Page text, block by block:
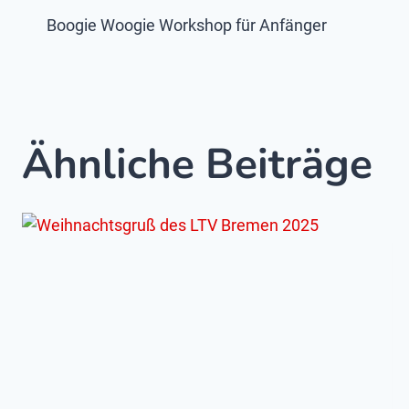
Boogie Woogie Workshop für Anfänger
Ähnliche Beiträge